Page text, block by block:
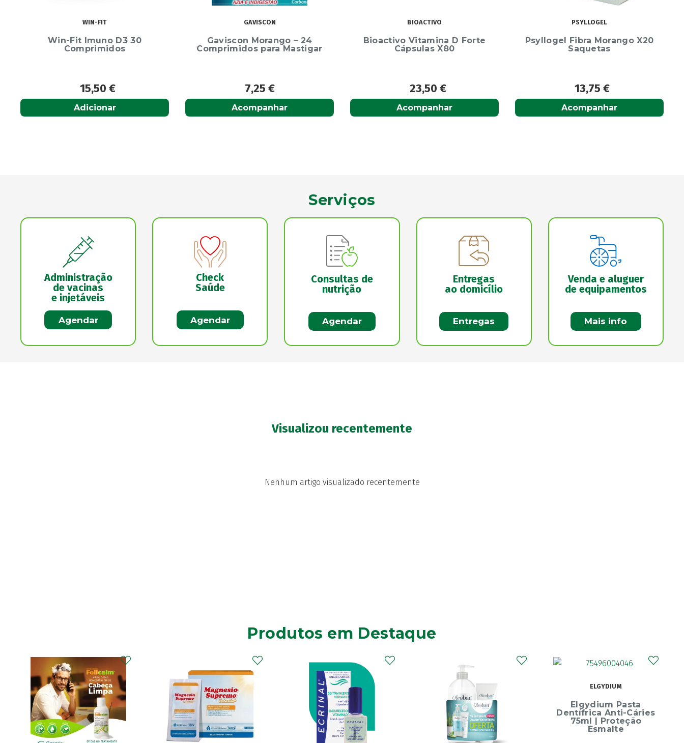
GAVISCON
Gaviscon Morango – 24
Comprimidos para Mastigar
7,25€
Acompanhar
BIOACTIVO
Bioactivo Vitamina D Forte
Cápsulas X80
23,50€
Acompanhar
PSYLLOGEL
Psyllogel Fibra Morango X20
Saquetas
13,75 €
Acompanhar
FEMAL
Femal One 30 Cápsulas
31,95€
Acompanhar
Serviços
Administração
de vacinas
e injetáveis
Agendar
Check
Saúde
Agendar
Consultas de
nutrição
Agendar
Entregas
ao domicílio
Entregas
Venda e aluguer
de equipamentos
Mais info
Visualizou recentemente
Nenhum artigo visualizado recentemente
Produtos em Destaque
ELGYDIUM
Elgydium Pasta
Dentífrica Anti-Cáries
75ml | Proteção
Esmalte
Curaprox Surgical
Escova Dentes Mega
Soft